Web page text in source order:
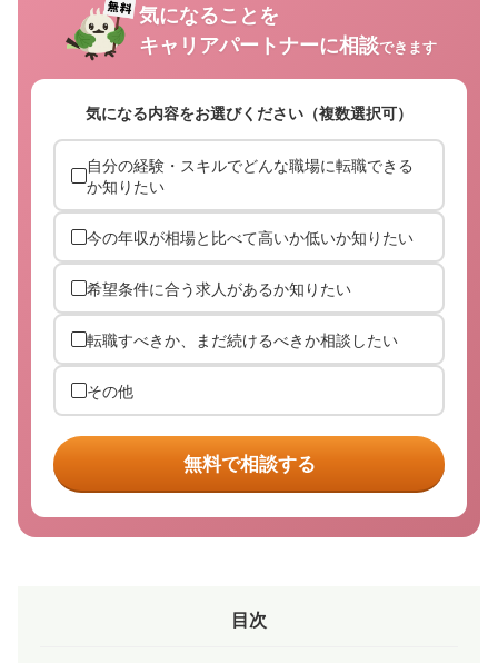
気になることを
キャリアパートナーに相談できます
気になる内容をお選びください（複数選択可）
自分の経験・スキルでどんな職場に転職できる
か知りたい
今の年収が相場と比べて高いか低いか知りたい
希望条件に合う求人があるか知りたい
転職すべきか、まだ続けるべきか相談したい
その他
無料で相談する
目次